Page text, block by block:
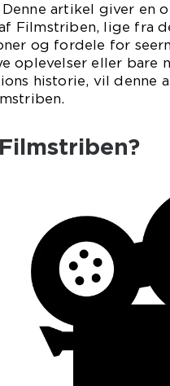
artikel giver en
Filmstriben, lige fra
og fordele for
oplevelser eller bare
historie, vil denne